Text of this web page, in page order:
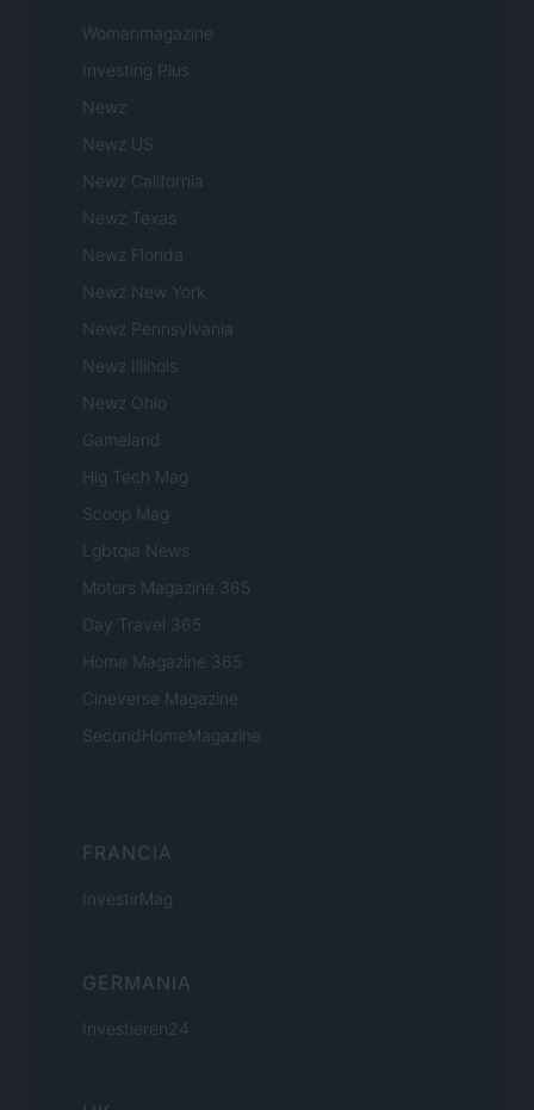
Womanmagazine
Investing Plus
Newz
Newz US
Newz California
Newz Texas
Newz Florida
Newz New York
Newz Pennsylvania
Newz Illinois
Newz Ohio
Gameland
Hig Tech Mag
Scoop Mag
Lgbtqia News
Motors Magazine 365
Day Travel 365
Home Magazine 365
Cineverse Magazine
SecondHomeMagazine
FRANCIA
InvestirMag
GERMANIA
Investieren24